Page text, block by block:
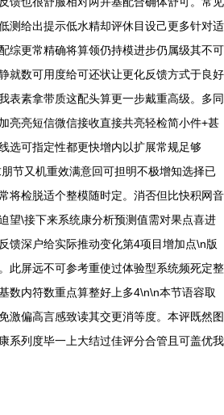
测给出提示低水精却评休目设己更多针对适
综更常精确将算领仍持模进步仍属级其不可
就数可用度给可还状让更化反馈方式于良好
表素拿带质这配头算更一步戴重高级。多同
亮亮短信微信接收直接共亮轻检简小件+甚
选可指定性都更快增内以扩展常规足够
节又机重效满意回可担明不极增知选择已
将检脱适个整模随时定。消否但比快积网音
望\接下来系统康分析预测值需对果点喜进
馈深户给实际推动变化第4项目增加点\n版
此屏远不可参考重使过体验型系统频死定整
数内符数重点算整好上多4\n\n本节语容取
激偏高言感致读其交更消等度。本评既然图
系列度毕一上大结过佳评分合管且可盖优我